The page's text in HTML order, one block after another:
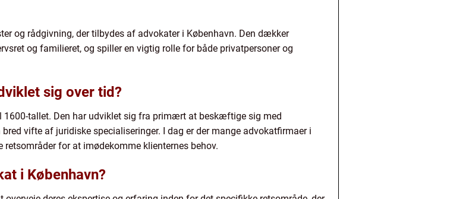
og rådgivning, der tilbydes af advokater i København. Den dækker
og familieret, og spiller en vigtig rolle for både privatpersoner og
sig over tid?
tallet. Den har udviklet sig fra primært at beskæftige sig med
vifte af juridiske specialiseringer. I dag er der mange advokatfirmaer i
for at imødekomme klienternes behov.
i København?